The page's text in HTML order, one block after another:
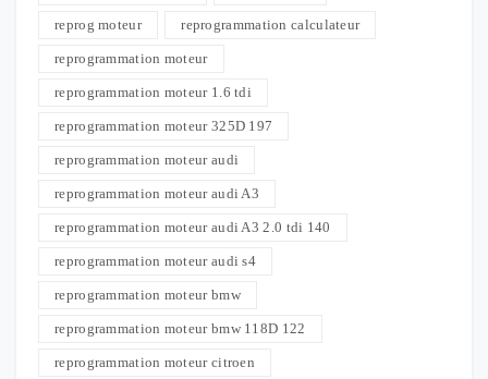
reprog moteur reprogrammation calculateur
reprogrammation moteur
reprogrammation moteur 1.6 tdi
reprogrammation moteur 325D 197
reprogrammation moteur audi
reprogrammation moteur audi A3
reprogrammation moteur audi A3 2.0 tdi 140
reprogrammation moteur audi s4
reprogrammation moteur bmw
reprogrammation moteur bmw 118D 122
reprogrammation moteur citroen